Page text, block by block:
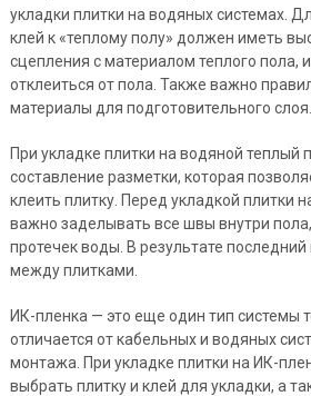
укладки плитки на водяных системах.
клей к «теплому полу» должен иметь
сцепления с материалом теплого пола,
отклеиться от пола. Также важно
материалы для подготовительного слоя.
При укладке плитки на водяной теплый
составление разметки, которая
клеить плитку. Перед укладкой плитки
важно заделывать все швы внутри
протечек воды. В результате
между плитками.
ИК-пленка — это еще один тип системы
отличается от кабельных и водяных
монтажа. При укладке плитки на ИК-
выбрать плитку и клей для укладки, а